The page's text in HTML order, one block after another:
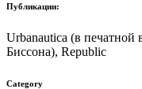
Публикации:
Urbanautica (в
Биссона), Republic
Category